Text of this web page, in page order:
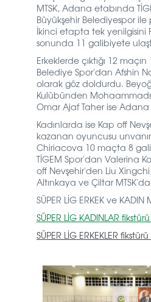
MTSK, Adana etabında
Büyükşehir Belediyespor
İkinci etapta tek yenilgisini
sonunda 11 galibiyete
Erkeklerde çıktığı 12
Belediye Spor'dan Afshin
olarak göz doldurdu.
Kulübünden
Omar Ajaf Taher ise
Kadınlarda ise Kap off
kazanan oyuncusu
Chiriacova 10 maçta 8
TİGEM Spor'dan Valerina
off Nevşehir'den Liu
Altınkaya ve Çiltar
SÜPER LİG ERKEK ve
SÜPER LİG KADINLAR
SÜPER LİG ERKEKLER